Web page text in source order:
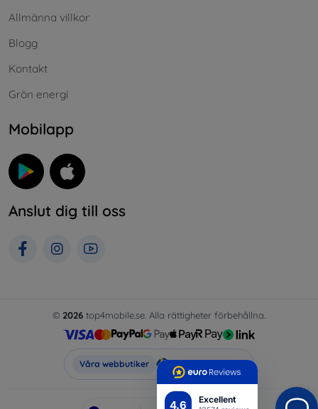
4.6 Excellent
Allmänna villkor
Blogg
Kontakt
Grön energi
Mobilapp
Anslut dig till oss
© 2026 top4mobile.se. Alla rättigheter förbehållna.
Våra webbutiker Top4Mobile.se